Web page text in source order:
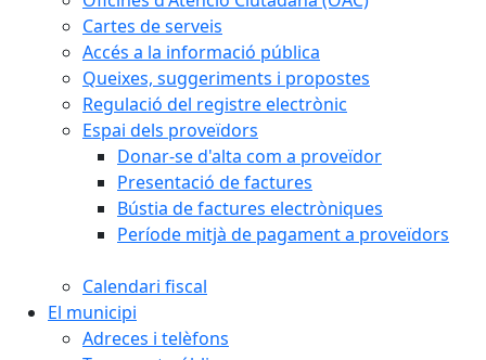
Cartes de serveis
Accés a la informació pública
Queixes, suggeriments i propostes
Regulació del registre electrònic
Espai dels proveïdors
Donar-se d'alta com a proveïdor
Presentació de factures
Bústia de factures electròniques
Període mitjà de pagament a proveïdors
Calendari fiscal
El municipi
Adreces i telèfons